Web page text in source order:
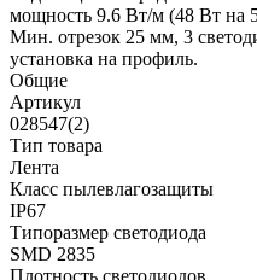
мощность 9.6 Вт/м (48 Вт на
Мин. отрезок 25 мм, 3
установка на профиль.
Общие
Артикул
028547(2)
Тип товара
Лента
Класс пылевлагозащиты
IP67
Типоразмер светодиода
SMD 2835
Плотность светодиодов